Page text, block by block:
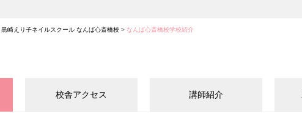
黒崎えり子ネイルスクール なんば心斎橋校 > なんば心斎橋校学校紹介
校舎アクセス 講師紹介